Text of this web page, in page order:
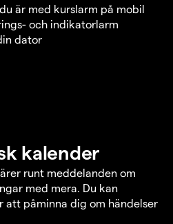
är med kurslarm på mobil
och indikatorlarm
dator
kalender
runt meddelanden om
med mera. Du kan
att påminna dig om händelser